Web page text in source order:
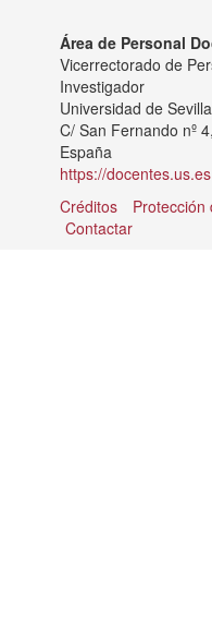
Área de Personal
Vicerrectorado de
Investigador
Universidad de Sevilla
C/ San Fernando nº
España
https://docentes.us.es
Créditos
Protección
Contactar